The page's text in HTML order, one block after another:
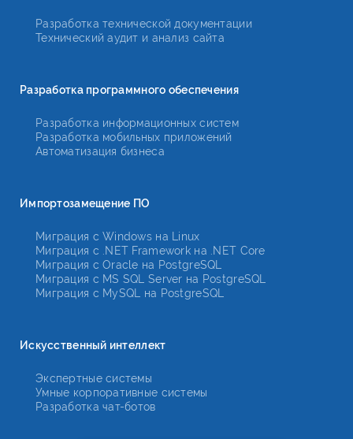
Разработка технической документации
Технический аудит и анализ сайта
Разработка программного обеспечения
Разработка информационных систем
Разработка мобильных приложений
Автоматизация бизнеса
Импортозамещение ПО
Миграция с Windows на Linux
Миграция с .NET Framework на .NET Core
Миграция с Oracle на PostgreSQL
Миграция с MS SQL Server на PostgreSQL
Миграция с MySQL на PostgreSQL
Искусственный интеллект
Экспертные системы
Умные корпоративные системы
Разработка чат-ботов